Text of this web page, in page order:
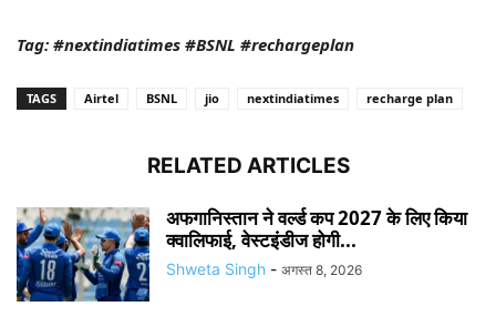
Tag: #nextindiatimes #BSNL #rechargeplan
TAGS Airtel BSNL jio nextindiatimes recharge plan
RELATED ARTICLES
अफगानिस्तान ने वर्ल्ड कप 2027 के लिए किया
क्वालिफाई, वेस्टइंडीज होगी...
Shweta Singh - अगस्त 8, 2026